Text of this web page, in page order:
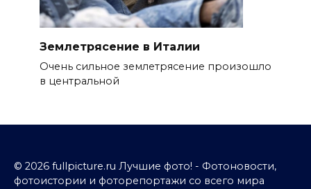
Землетрясение в Италии
Очень сильное землетрясение произошло
в центральной
© 2026 fullpicture.ru Лучшие фото! - Фотоновости,
фотоистории и фоторепортажи со всего мира